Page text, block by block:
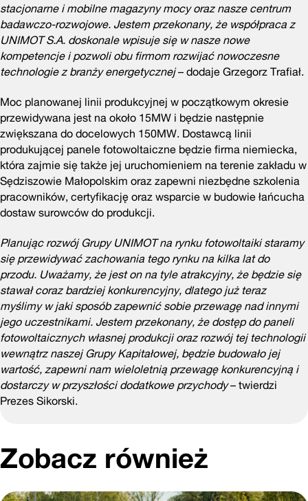
stacjonarne i mobilne magazyny mocy oraz nasze centrum
badawczo-rozwojowe. Jestem przekonany, że współpraca z
UNIMOT S.A. doskonale wpisuje się w nasze nowe
kompetencje i pozwoli obu firmom rozwijać nowoczesne
technologie z branży energetycznej– dodaje Grzegorz Trafiał.
Moc planowanej linii produkcyjnej w początkowym okresie
przewidywana jest na około 15MW i będzie następnie
zwiększana do docelowych 150MW. Dostawcą linii
produkującej panele fotowoltaiczne będzie firma niemiecka,
która zajmie się także jej uruchomieniem na terenie zakładu w
Sędziszowie Małopolskim oraz zapewni niezbędne szkolenia
pracowników, certyfikację oraz wsparcie w budowie łańcucha
dostaw surowców do produkcji.
Planując rozwój Grupy UNIMOT na rynku fotowoltaiki staramy
się przewidywać zachowania tego rynku na kilka lat do
przodu. Uważamy, że jest on na tyle atrakcyjny, że będzie się
stawał coraz bardziej konkurencyjny, dlatego już teraz
myślimy w jaki sposób zapewnić sobie przewagę nad innymi
jego uczestnikami. Jestem przekonany, że dostęp do paneli
fotowoltaicznych własnej produkcji oraz rozwój tej technologii
wewnątrz naszej Grupy Kapitałowej, będzie budowało jej
wartość, zapewni nam wieloletnią przewagę konkurencyjną i
dostarczy w przyszłości dodatkowe przychody– twierdzi
Prezes Sikorski.
Zobacz również